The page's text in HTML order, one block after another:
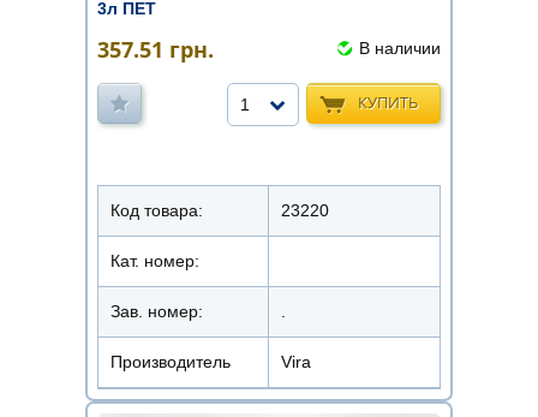
3л ПЕТ
357.51 грн. В наличии
КУПИТЬ
1
Код товара: 23220
Кат. номер:
Зав. номер: .
Производитель Vira